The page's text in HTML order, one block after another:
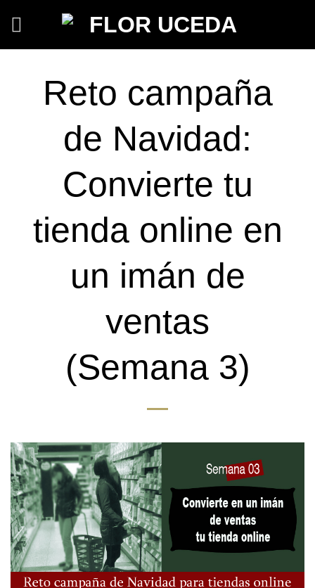
contenido
Reto campaña
de Navidad:
Convierte tu
tienda online en
un imán de
ventas
(Semana 3)